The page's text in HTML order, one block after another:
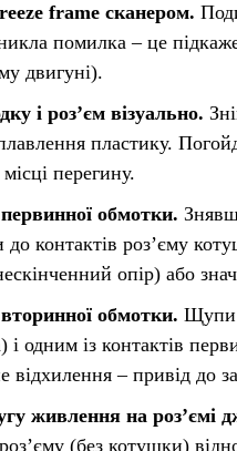
frame сканером.
помилка – це
двигуні).
і роз’єм візуально.
пластику.
перегину.
обмотки.
контактів роз’єму
опір) або
обмотки. Щупи
і одним із контактів
відхилення – привід до
живлення на роз’ємі
(без котушки)